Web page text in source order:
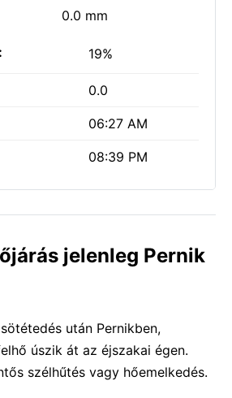
0.0 mm
19%
0.0
06:27 AM
08:39 PM
jelenleg Pernik
után Pernikben,
úszik át az éjszakai égen.
szélhűtés vagy hőemelkedés.